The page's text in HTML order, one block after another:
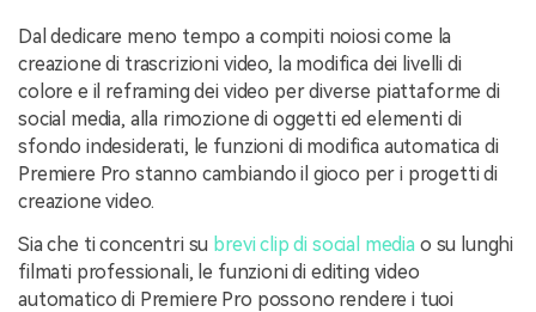
Dal dedicare meno tempo a compiti noiosi come la
creazione di trascrizioni video, la modifica dei livelli di
colore e il reframing dei video per diverse piattaforme di
social media, alla rimozione di oggetti ed elementi di
sfondo indesiderati, le funzioni di modifica automatica di
Premiere Pro stanno cambiando il gioco per i progetti di
creazione video.
Sia che ti concentri su brevi clip di social media o su lunghi
filmati professionali, le funzioni di editing video
automatico di Premiere Pro possono rendere i tuoi